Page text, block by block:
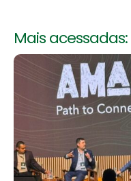
Mais acessadas: